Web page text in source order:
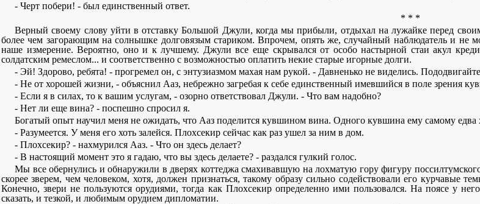
- Черт побери! - был единственный ответ.
* * *
Верный своему слову уйти в отставку Большой Джули, когда мы прибыли, отдыхал на лужайке перед
более чем загорающим на солнышке долговязым стариком. Впрочем, опять же, случайный наблюдатель и не
наше измерение. Вероятно, оно и к лучшему. Джули все еще скрывался от особо настырной стаи акул
солдатским ремеслом... и соответственно с возможностью оплатить некие старые игорные долги.
- Эй! Здорово, ребята! - прогремел он, с энтузиазмом махая нам рукой. - Давненько не виделись.
- Не от хорошей жизни, - объяснил Ааз, небрежно загребая к себе единственный имевшийся в поле зрения
- Если я в силах, то к вашим услугам, - озорно ответствовал Джули. - Что вам надобно?
- Нет ли еще вина? - поспешно спросил я.
Богатый опыт научил меня не ожидать, что Ааз поделится кувшином вина. Одного кувшина ему самому едва
- Разумеется. У меня его хоть залейся. Плохсекир сейчас как раз ушел за ним в дом.
- Плохсекир? - нахмурился Ааз. - Что он здесь делает?
- В настоящий момент это я гадаю, что вы здесь делаете? - раздался гулкий голос.
Мы все обернулись и обнаружили в дверях коттеджа смахивавшую на лохматую гору фигуру
скорее зверем, чем человеком, хотя, должен признаться, такому образу сильно содействовали его
Конечно, звери не пользуются орудиями, тогда как Плохсекир определенно ими пользовался. На поясе у
сказать, и тезкой, и любимым орудием дипломатии.